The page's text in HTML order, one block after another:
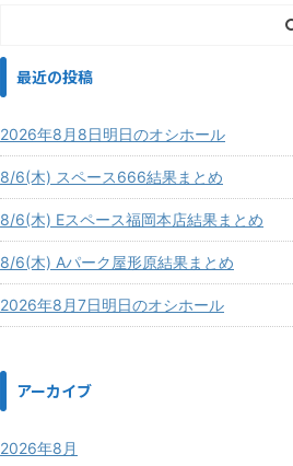
最近の投稿
2026年8月8日明日のオシホール
8/6(木) スペース666結果まとめ
8/6(木) Eスペース福岡本店結果まとめ
8/6(木) Aパーク屋形原結果まとめ
2026年8月7日明日のオシホール
アーカイブ
2026年8月